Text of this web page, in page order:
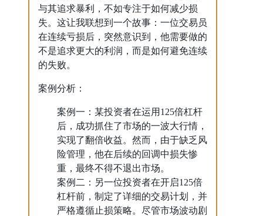
与其追求暴利，不如专注于如何减少损
失。这让我联想到一个故事：一位交易员
在连续亏损后，突然意识到，他需要做的
不是追求更大的利润，而是如何避免连续
的失败。
案例分析：
案例一：某投资者在运用125倍杠杆
后，成功抓住了市场的一波大行情，
实现了翻倍收益。然而，由于缺乏风
险管理，他在后续的回调中损失惨
重，最终不得不退出市场。
案例二：另一位投资者在开启125倍
杠杆前，制定了详细的交易计划，并
严格遵循止损策略。尽管市场波动剧